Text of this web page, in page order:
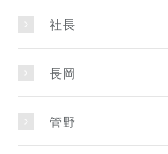
社長
長岡
管野